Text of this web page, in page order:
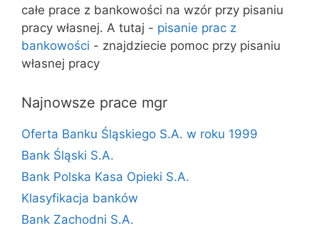
całe prace z bankowości na wzór przy pisaniu
pracy własnej. A tutaj - pisanie prac z
bankowości - znajdziecie pomoc przy pisaniu
własnej pracy
Najnowsze prace mgr
Oferta Banku Śląskiego S.A. w roku 1999
Bank Śląski S.A.
Bank Polska Kasa Opieki S.A.
Klasyfikacja banków
Bank Zachodni S.A.